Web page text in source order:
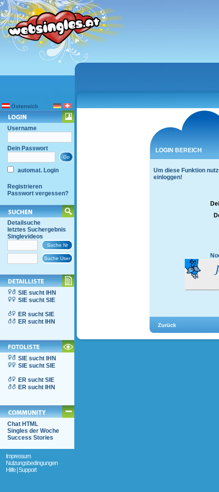
Österreich
Username
Dein Passwort
automat. Login
Registrieren
Passwort vergessen?
Detailsuche
letztes Suchergebnis
Singlevideos
SIE sucht IHN
SIE sucht SIE
ER sucht SIE
ER sucht IHN
SIE sucht IHN
SIE sucht SIE
ER sucht SIE
ER sucht IHN
Chat HTML
Singles der Woche
Success Stories
Impressum
Nutzungsbedingungen
Hilfe | Support
LOGIN BEREICH
Um diese Funktion
einloggen!